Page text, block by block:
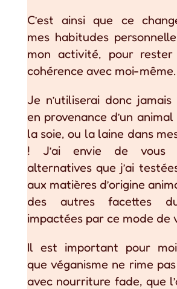
C’est ainsi que ce
mes habitudes
mon activité, pour
cohérence avec moi-même.
Je n’utiliserai donc
en provenance d’un
la soie, ou la laine dans
! J’ai envie de vous
alternatives que j’ai
aux matières d’origine
des autres facettes
impactées par ce mode de
Il est important pour moi
que véganisme ne rime
avec nourriture fade, que